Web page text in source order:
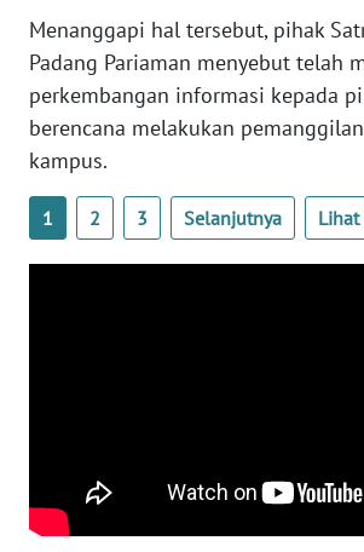
Menanggapi hal tersebut, pihak
Padang Pariaman menyebut telah
perkembangan informasi kepada
berencana melakukan
kampus.
1 2 3 Selanjutnya Lihat
WN
LAMPUNG
JATENG
WN
NUSANTARA